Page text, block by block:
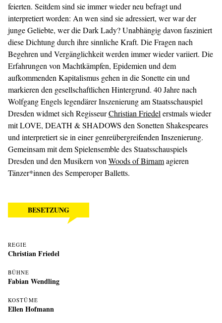
BESETZUNG
REGIE
Christian Friedel
BÜHNE
Fabian Wendling
KOSTÜME
Ellen Hofmann
feierten. Seitdem sind sie immer wieder neu befragt und
interpretiert worden: An wen sind sie adressiert, wer war der
junge Geliebte, wer die Dark Lady? Unabhängig davon fasziniert
diese Dichtung durch ihre sinnliche Kraft. Die Fragen nach
Begehren und Vergänglichkeit werden immer wieder variiert. Die
Erfahrungen von Machtkämpfen, Epidemien und dem
aufkommenden Kapitalismus gehen in die Sonette ein und
markieren den gesellschaftlichen Hintergrund. 40 Jahre nach
Wolfgang Engels legendärer Inszenierung am Staatsschauspiel
Dresden widmet sich RegisseurChristian Friedel erstmals wieder
mit LOVE, DEATH & SHADOWS den Sonetten Shakespeares
und interpretiert sie in einer genreübergreifenden Inszenierung.
Gemeinsam mit dem Spielensemble des Staatsschauspiels
Dresden und den Musikern von Woods of Birnamagieren
Tänzer*innen des Semperoper Balletts.